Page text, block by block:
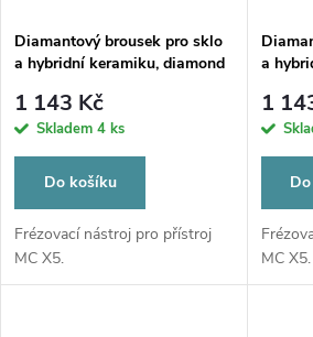
p
r
o
d
u
s
p
r
o
d
u
Diamantový brousek pro sklo
a hybridní keramiku, diamond
1 143 Kč
Skladem 4 ks
Do košíku
Frézovací nástroj pro přístroj
MC X5.
a
1
MC X5.